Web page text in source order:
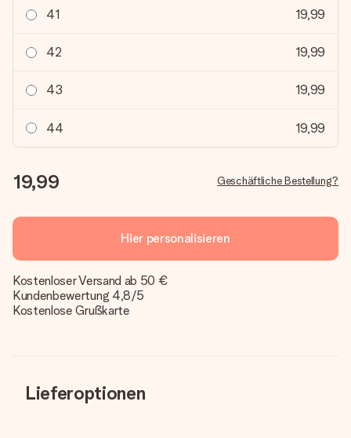
41 19,99
42 19,99
43 19,99
44 19,99
19,99 Geschäftliche Bestellung?
Hier personalisieren
Kostenloser Versand ab 50 €
Kundenbewertung 4,8/5
Kostenlose Grußkarte
Lieferoptionen